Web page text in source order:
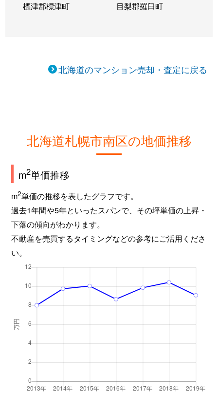
標津郡標津町 目梨郡羅臼町
北海道のマンション売却・査定に戻る
北海道札幌市南区の地価推移
m2単価推移
m2単価の推移を表したグラフです。
過去1年間や5年といったスパンで、その坪単価の上昇・
下落の傾向がわかります。
不動産を売買するタイミングなどの参考にご活用くださ
い。